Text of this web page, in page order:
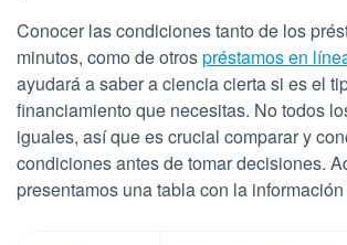
Conocer las condiciones tanto de los
minutos, como de otrospréstamos en
ayudará a saber a ciencia cierta si es el
financiamiento que necesitas. No todos
iguales, así que es crucial comparar y
condiciones antes de tomar decisiones.
presentamos una tabla con la